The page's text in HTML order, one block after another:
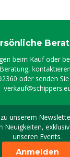
beim Kauf oder
oder senden
unserem
Neuigkeiten,
unseren Events.
Anmelden